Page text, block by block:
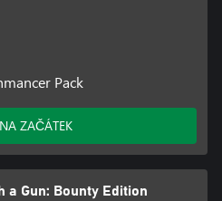
Pack
ZAČÁTEK
a Gun: Bounty Edition